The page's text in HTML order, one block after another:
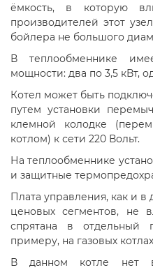
ёмкость, в которую
производителей этот
бойлера не большого
В теплообменнике
мощности: два по 3,5 кВт,
Котел может быть
путем установки
клемной колодке
котлом) к сети 220 Вольт.
На теплообменнике
и защитные
Плата управления, как и в
ценовых сегментов, не
спрятана в отдельный
примеру, на газовых
В данном котле нет